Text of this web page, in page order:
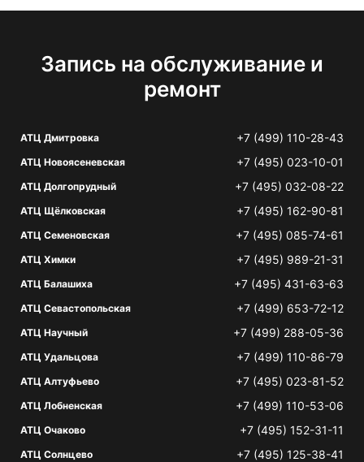
Запись на обслуживание и
ремонт
АТЦ Дмитровка +7 (499) 110-28-43
АТЦ Новоясеневская +7 (495) 023-10-01
АТЦ Долгопрудный +7 (495) 032-08-22
АТЦ Щёлковская +7 (495) 162-90-81
АТЦ Семеновская +7 (495) 085-74-61
АТЦ Химки +7 (495) 989-21-31
АТЦ Балашиха +7 (495) 431-63-63
АТЦ Севастопольская +7 (499) 653-72-12
АТЦ Научный +7 (499) 288-05-36
АТЦ Удальцова +7 (499) 110-86-79
АТЦ Алтуфьево +7 (495) 023-81-52
АТЦ Лобненская +7 (499) 110-53-06
АТЦ Очаково +7 (495) 152-31-11
АТЦ Солнцево +7 (495) 125-38-41